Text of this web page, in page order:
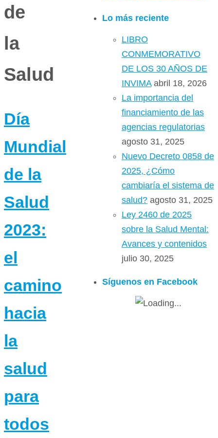
de
la
Salud
Día
Mundial
de la
Salud
2023:
el
camino
hacia
la
salud
para
todos
Lo más reciente
LIBRO
CONMEMORATIVO
DE LOS 30 AÑOS DE
INVIMA abril 18, 2026
La importancia del
financiamiento de las
agencias regulatorias
agosto 31, 2025
Nuevo Decreto 0858 de
2025, ¿Cómo
cambiaría el sistema de
salud? agosto 31, 2025
Ley 2460 de 2025
sobre la Salud Mental:
Avances y contenidos
julio 30, 2025
Síguenos en Facebook